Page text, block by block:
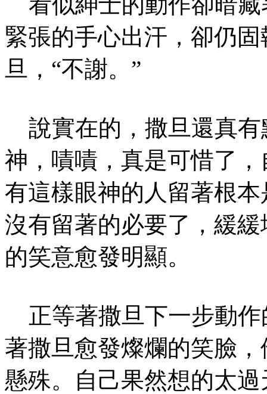
緊張的手心出汗，卻仍
旦，“不謝。”
說實在的，撒旦還真有
神，嘖嘖，真是可惜了
有這樣眼神的人留著根
沒有留著的必要了，緩
的笑意愈發明顯。
正等著撒旦下一步動作
著撒旦愈發燦爛的笑臉
懸殊。自己果然想的太